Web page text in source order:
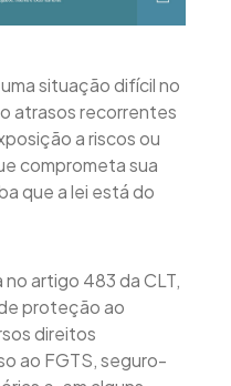
situação difícil no
atrasos recorrentes
a riscos ou
comprometa sua
que a lei está do
artigo 483 da CLT,
proteção ao
direitos
ao FGTS, seguro-